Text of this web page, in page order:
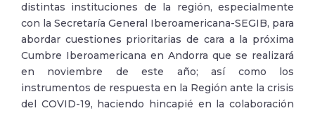
distintas instituciones de la región, especialmente
con la Secretaría General Iberoamericana-SEGIB, para
abordar cuestiones prioritarias de cara a la próxima
Cumbre Iberoamericana en Andorra que se realizará
en noviembre de este año; así como los
instrumentos de respuesta en la Región ante la crisis
del COVID-19, haciendo hincapié en la colaboración